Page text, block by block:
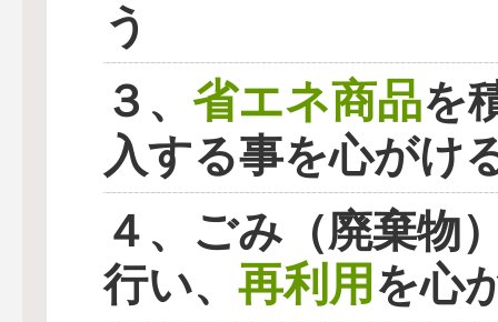
う
３、 省エネ商品を
入する事を心がけ
４、ごみ（廃棄物
行い、 再利用を心